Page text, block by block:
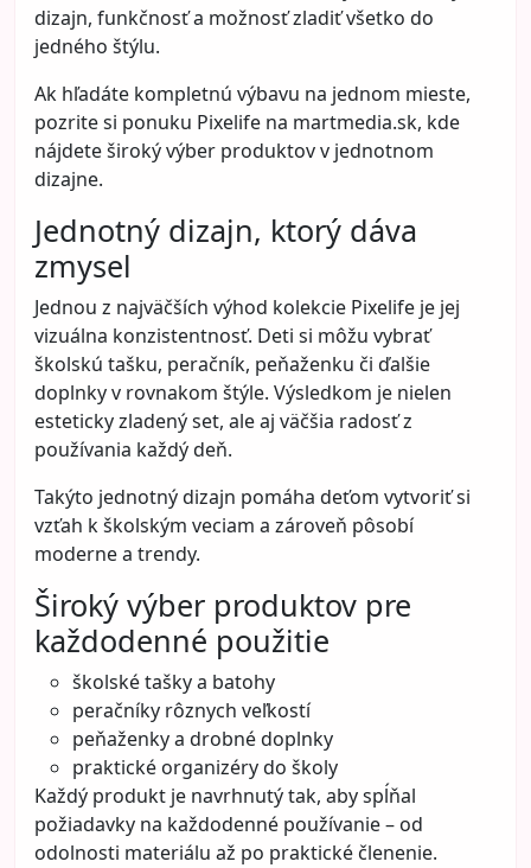
dizajn, funkčnosť a možnosť zladiť všetko do
jedného štýlu.
Ak hľadáte kompletnú výbavu na jednom mieste,
pozrite si ponuku Pixelife na martmedia.sk, kde
nájdete široký výber produktov v jednotnom
dizajne.
Jednotný dizajn, ktorý dáva
zmysel
Jednou z najväčších výhod kolekcie Pixelife je jej
vizuálna konzistentnosť. Deti si môžu vybrať
školskú tašku, peračník, peňaženku či ďalšie
doplnky v rovnakom štýle. Výsledkom je nielen
esteticky zladený set, ale aj väčšia radosť z
používania každý deň.
Takýto jednotný dizajn pomáha deťom vytvoriť si
vzťah k školským veciam a zároveň pôsobí
moderne a trendy.
Široký výber produktov pre
každodenné použitie
školské tašky a batohy
peračníky rôznych veľkostí
peňaženky a drobné doplnky
praktické organizéry do školy
Každý produkt je navrhnutý tak, aby spĺňal
požiadavky na každodenné používanie – od
odolnosti materiálu až po praktické členenie.